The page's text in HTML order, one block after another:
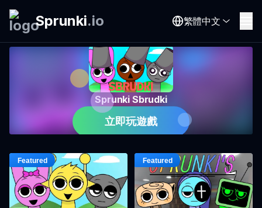
Sprunki.io 繁體中文
Sprunki Sbrudki
立即玩遊戲